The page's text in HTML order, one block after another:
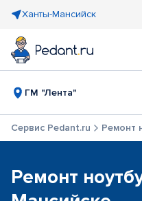
Ханты-Мансийск
ГМ "Лента"
Сервис Pedant.ru Ремонт
Ремонт